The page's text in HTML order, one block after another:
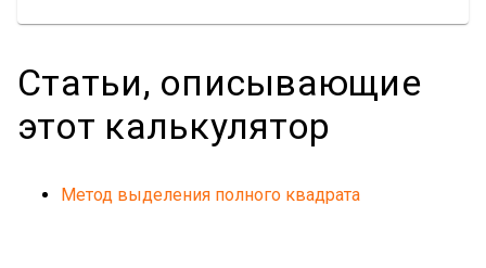
Статьи, описывающие
этот калькулятор
Метод выделения полного квадрата